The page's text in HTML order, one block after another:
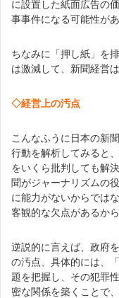
に設置した紙面広告の
事事件になる可能性があ
ちなみに「押し紙」を
は激減して、新聞経営
◇経営上の汚点
こんなふうに日本の新
行動を解析してみると
をいくら批判しても解
聞がジャーナリズムの
に能力がないからでは
客観的な欠点があるから
逆説的に言えば、政府
の汚点、具体的には、
題を把握し、その犯罪
密な関係を築くことで